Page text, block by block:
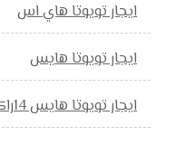
ايجار تويوتا هاي اس
ايجار تويوتا هايس
ايجار تويوتا هايس 14راكب